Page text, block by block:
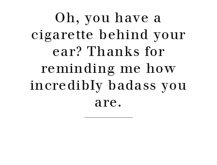
Oh, you have a
cigarette behind your
ear? Thanks for
reminding me how
incredibIy badass you
are.